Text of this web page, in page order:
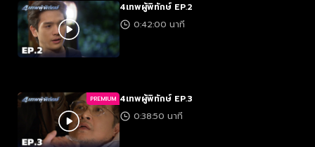
4เทพผู้พิทักษ์ EP.2
0:42:00 นาที
PREMIUM 4เทพผู้พิทักษ์ EP.3
0:38:50 นาที